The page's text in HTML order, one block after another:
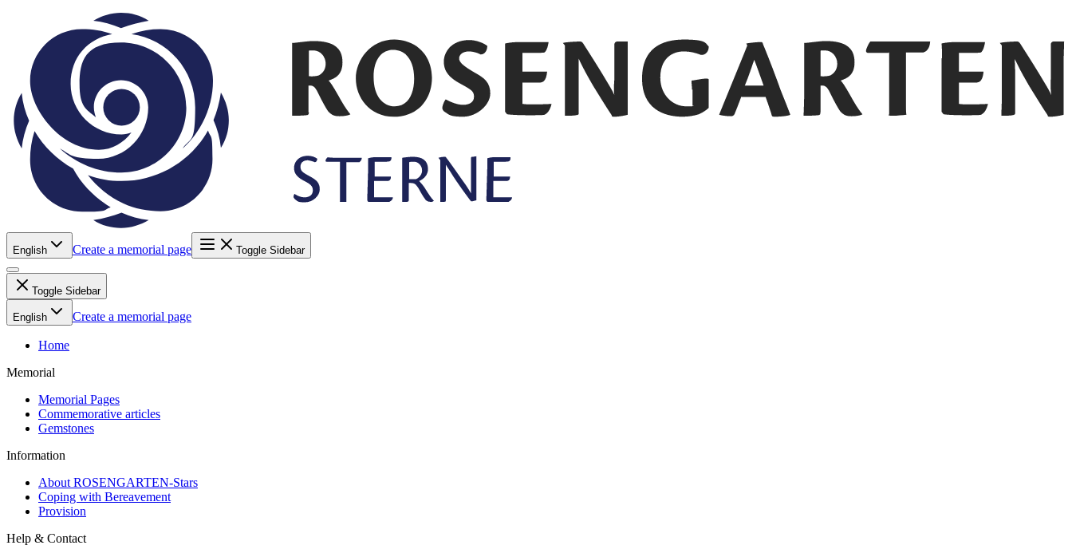
English Create a memorial page Toggle Sidebar
Toggle Sidebar
English Create a memorial page
Home
Memorial
Memorial Pages
Commemorative articles
Gemstones
Information
About ROSENGARTEN-Stars
Coping with Bereavement
Provision
Help & Contact